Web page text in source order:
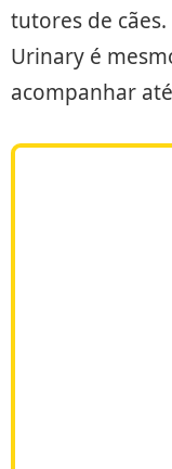
tutores de
Urinary é
acompanhar